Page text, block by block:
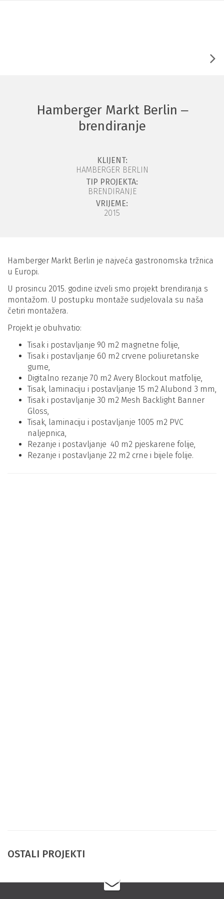
Hamberger Markt Berlin ‒
brendiranje
KLIJENT:
HAMBERGER BERLIN
TIP PROJEKTA:
BRENDIRANJE
VRIJEME:
2015
Hamberger Markt Berlin je najveća gastronomska tržnica
u Europi.
U prosincu 2015. godine izveli smo projekt brendiranja s
montažom. U postupku montaže sudjelovala su naša
četiri montažera.
Projekt je obuhvatio:
Tisak i postavljanje 90 m2 magnetne folije,
Tisak i postavljanje 60 m2 crvene poliuretanske
gume,
Digitalno rezanje 70 m2 Avery Blockout matfolije,
Tisak, laminaciju i postavljanje 15 m2 Alubond 3 mm,
Tisak i postavljanje 30 m2 Mesh Backlight Banner
Gloss,
Tisak, laminaciju i postavljanje 1005 m2 PVC
naljepnica,
Rezanje i postavljanje 40 m2 pjeskarene folije,
Rezanje i postavljanje 22 m2 crne i bijele folije.
OSTALI PROJEKTI